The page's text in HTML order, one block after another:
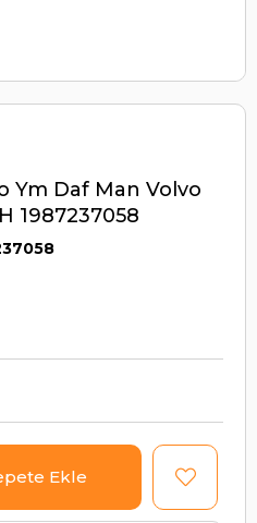
Ym Daf Man Volvo
1987237058